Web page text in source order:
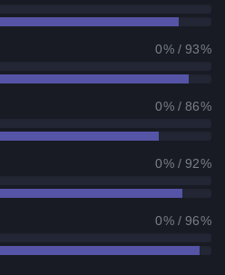
0 % / 93 %
0 % / 86 %
0 % / 92 %
0 % / 96 %